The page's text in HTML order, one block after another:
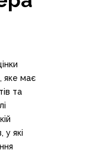
яке має
та
у які